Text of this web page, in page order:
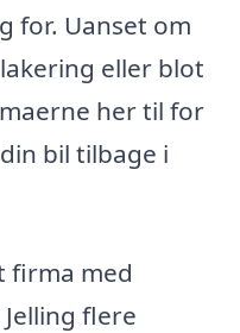
for. Uanset om
eller blot
her til for
bil tilbage i
firma med
flere